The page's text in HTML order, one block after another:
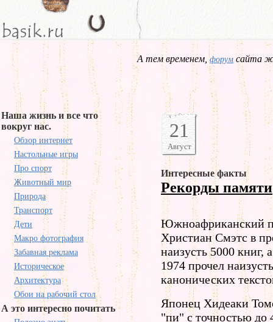
А тем временем,форум сайта
Наша жизнь и все что
вокруг нас.
Обзор интернет
Настольные игры
Про спорт
Животный мир
Природа
Транспорт
Дети
Макро фотография
Забавная реклама
Историческое
Архитектура
Обои на рабочий стол
А это интересно почитать
21
Август
Интересные факты
Рекорды памяти
Южноафриканский
Христиан Смэтс в
наизусть 5000
1974 прочел
канонических
Японец Хидеаки
"пи" с точностью до